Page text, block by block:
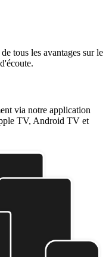
tous les avantages sur le
via notre application
TV, Android TV et